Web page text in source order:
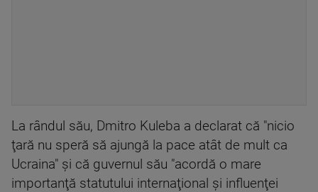
La rândul său, Dmitro Kuleba a declarat că "nicio
ţară nu speră să ajungă la pace atât de mult ca
Ucraina" şi că guvernul său "acordă o mare
importanţă statutului internaţional şi influenţei